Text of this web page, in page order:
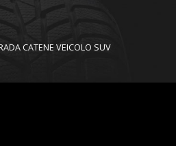
CATENE VEICOLO SUV